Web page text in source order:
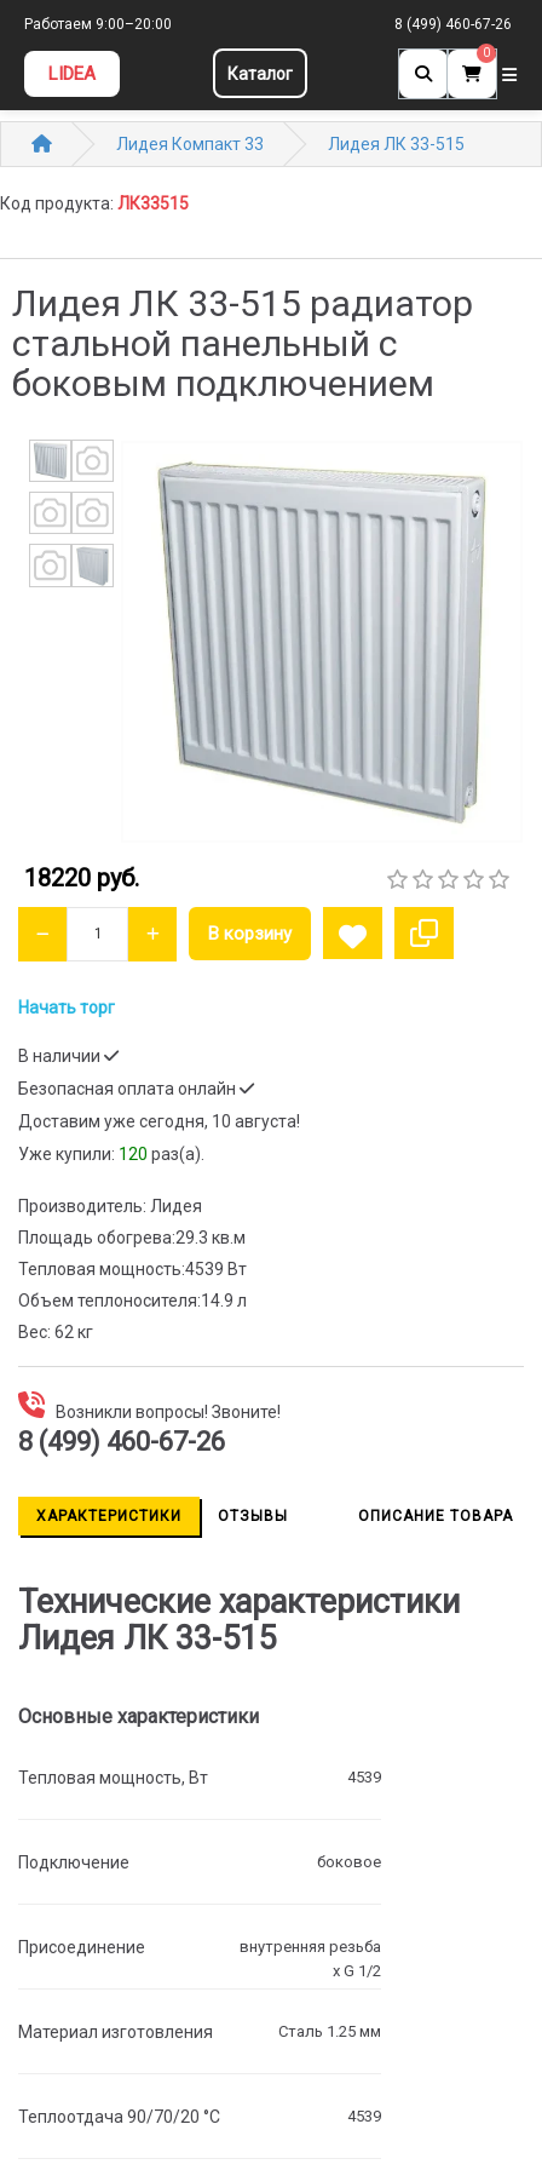
Работаем 9:00–20:00 8 (499) 460-67-26
LIDEA Каталог
0
Лидея Компакт 33 Лидея ЛК 33-515
Код продукта: ЛК33515
Лидея ЛК 33-515 радиатор
стальной панельный с
боковым подключением
18220 руб.
Начать торг
В наличии
Безопасная оплата онлайн
Доставим уже сегодня, 10 августа!
Уже купили: 120 раз(a).
Производитель: Лидея
Площадь обогрева:29.3 кв.м
Тепловая мощность:4539 Вт
Объем теплоносителя:14.9 л
Вес: 62 кг
Возникли вопросы! Звоните!
8 (499) 460-67-26
ХАРАКТЕРИСТИКИ ОТЗЫВЫ ОПИСАНИЕ ТОВАРА
Технические характеристики
Лидея ЛК 33-515
Основные характеристики
Тепловая мощность, Вт 4539
Подключение боковое
Присоединение
внутренняя резьба
х G 1/2
Материал изготовления Сталь 1.25 мм
Теплоотдача 90/70/20 °C 4539